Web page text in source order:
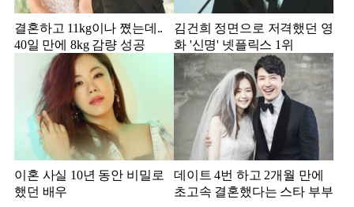
결혼하고 11kg이나 쪘는데..
40일 만에 8kg 감량 성공
김건희 정면으로 저격했던 영
화 '신명' 넷플릭스 1위
이혼 사실 10년 동안 비밀로
했던 배우
데이트 4번 하고 2개월 만에
초고속 결혼했다는 스타 부부